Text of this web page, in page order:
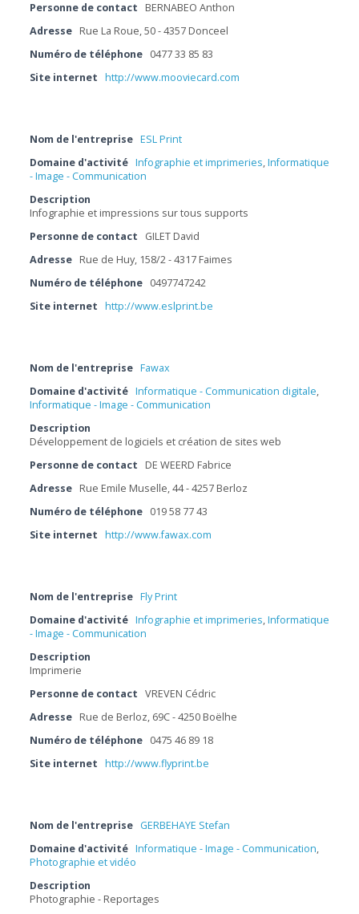
Personne de contact
BERNABEO Anthon
Adresse Rue La Roue, 50 - 4357 Donceel
Numéro de téléphone 0477 33 85 83
Site internet http://www.mooviecard.com
Nom de l'entreprise ESL Print
Domaine d'activité Infographie et imprimeries,Informatique
- Image - Communication
Description
Infographie et impressions sur tous supports
Personne de contact
GILET David
Adresse Rue de Huy, 158/2 - 4317 Faimes
Numéro de téléphone 0497747242
Site internet http://www.eslprint.be
Nom de l'entreprise Fawax
Domaine d'activité Informatique - Communication digitale,
Informatique - Image - Communication
Description
Développement de logiciels et création de sites web
Personne de contact
DE WEERD Fabrice
Adresse Rue Emile Muselle, 44 - 4257 Berloz
Numéro de téléphone 019 58 77 43
Site internet http://www.fawax.com
Nom de l'entreprise Fly Print
Domaine d'activité Infographie et imprimeries,Informatique
- Image - Communication
Description
Imprimerie
Personne de contact VREVEN Cédric
Adresse Rue de Berloz, 69C - 4250 Boëlhe
Numéro de téléphone 0475 46 89 18
Site internet http://www.flyprint.be
Nom de l'entreprise GERBEHAYE Stefan
Domaine d'activité Informatique - Image - Communication,
Photographie et vidéo
Description
Photographie - Reportages